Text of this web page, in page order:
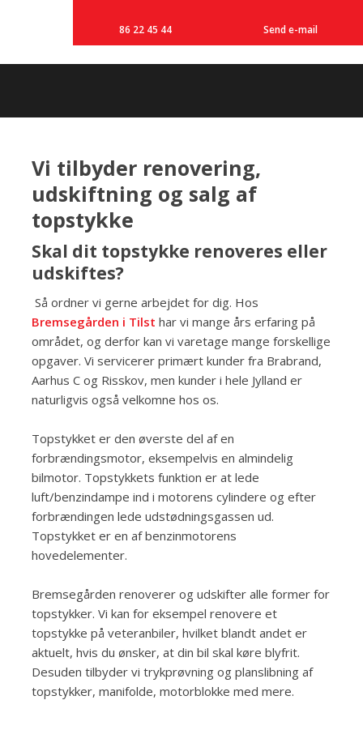
86 22 45 44 Send e-mail
Vi tilbyder renovering,
udskiftning og salg af
topstykke
Skal dit topstykke renoveres eller
udskiftes?
Så ordner vi gerne arbejdet for dig. Hos
Bremsegården i Tilst har vi mange års erfaring på
området, og derfor kan vi varetage mange forskellige
opgaver. Vi servicerer primært kunder fra Brabrand,
Aarhus C og Risskov, men kunder i hele Jylland er
naturligvis også velkomne hos os.
Topstykket er den øverste del af en
forbrændingsmotor, eksempelvis en almindelig
bilmotor. Topstykkets funktion er at lede
luft/benzindampe ind i motorens cylindere og efter
forbrændingen lede udstødningsgassen ud.
Topstykket er en af benzinmotorens
hovedelementer.
Bremsegården renoverer og udskifter alle former for
topstykker. Vi kan for eksempel renovere et
topstykke på veteranbiler, hvilket blandt andet er
aktuelt, hvis du ønsker, at din bil skal køre blyfrit.
Desuden tilbyder vi trykprøvning og planslibning af
topstykker, manifolde, motorblokke med mere.